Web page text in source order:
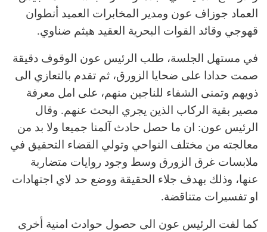
العماد جوزاف عون ومدير المخابرات العميد أنطوان
قهوجي وقائد القوات البحرية العقيد هيثم ضناوي.
في مستهل الجلسة، طلب الرئيس عون الوقوف دقيقة
صمت حدادا على ضحايا الزورق، ثم تقدم بالتعازي الى
ذويهم وتمنى الشفاء للناجين منهم، على امل معرفة
مصير بقية الركاب الذين يجري البحث عنهم. وقال
الرئيس عون: ان ما حصل حادث آلمنا جميعا ولا بد من
معالجته من مختلف النواحي وتولي القضاء التحقيق في
ملابسات غرق الزورق وسط وجود روايات متضاربة
عنها، وذلك بهدف جلاء الحقيقة ووضع حد لاي اجتهادات
او تفسيرات متناقضة.
كما لفت الرئيس عون الى حصول حوادث امنية أخرى